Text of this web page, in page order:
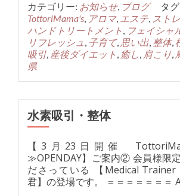
カテゴリー: お知らせ, ブログ
タ
TottoriMama's, アロマ, エステ, スト
ハンドトリートメント , フェイシャ
リフレッシュ , 子育て, 思い出, 整体,
吸引, 産後ダイエット , 癒し, 肩こり,
県
水素吸引・整体
【3月23日開催
≫OPENDAY】ご案内② 会員様限
ださっている 【Medical Trainer
君】の登場です。 ＝＝＝＝＝＝＝